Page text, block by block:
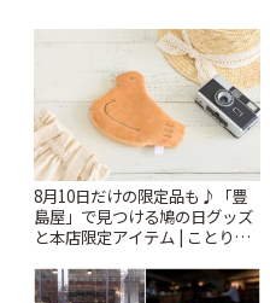
8月10日だけの限定品も♪「豊
島屋」で見つける鳩の日グッズ
と本店限定アイテム | ことりっ